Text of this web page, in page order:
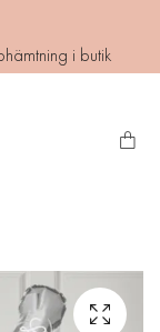
i butik